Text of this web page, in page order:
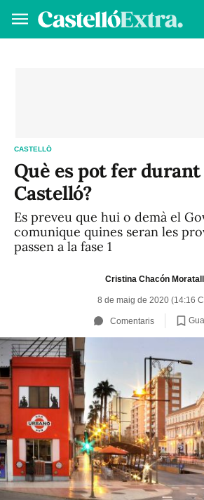
CASTELLÓ
Què es pot fer durant
Castelló?
Es preveu que hui o demà el
comunique quines seran les
passen a la fase 1
Cristina Chacón
8 de maig de 2020 (14:16
Comentaris